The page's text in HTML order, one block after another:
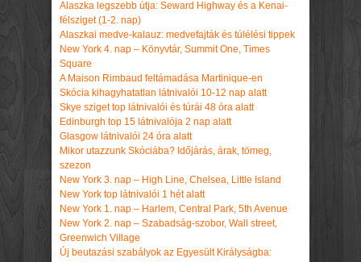
Alaszka legszebb útja: Seward Highway és a Kenai-
félsziget (1-2. nap)
Alaszkai medve-kalauz: medvefajták és túlélési tippek
New York 4. nap – Könyvtár, Summit One, Times
Square
A Maison Rimbaud feltámadása Martinique-en
Skócia kihagyhatatlan látnivalói 10-12 nap alatt
Skye sziget top látnivalói és túrái 48 óra alatt
Edinburgh top 15 látnivalója 2 nap alatt
Glasgow látnivalói 24 óra alatt
Mikor utazzunk Skóciába? Időjárás, árak, tömeg,
szezon
New York 3. nap – High Line, Chelsea, Little Island
New York top látnivalói 1 hét alatt
New York 1. nap – Harlem, Central Park, 5th Avenue
New York 2. nap – Szabadság-szobor, Wall street,
Greenwich Village
Új beutazási szabályok az Egyesült Királyságba: